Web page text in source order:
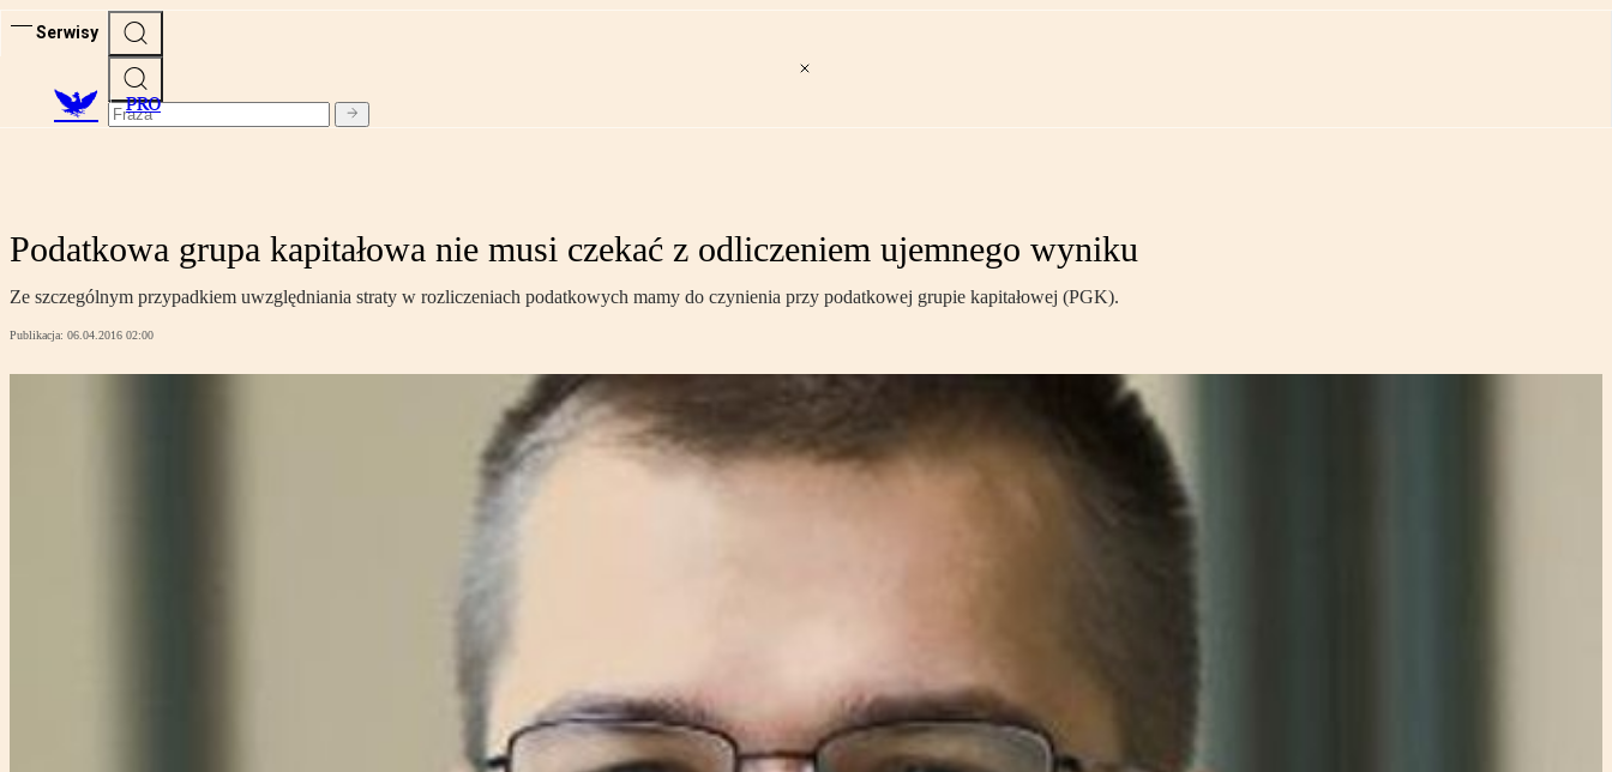
Serwisy
PRO
Podatkowa grupa kapitałowa nie musi czekać z odliczeniem ujemnego wyniku
Ze szczególnym przypadkiem uwzględniania straty w rozliczeniach podatkowych mamy do czynienia przy podatkowej grupie kapitałowej (PGK).
Publikacja: 06.04.2016 02:00